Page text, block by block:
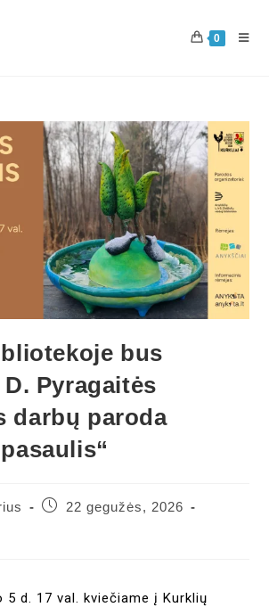
0
bus
Pyragaitės
darbų paroda
22 gegužės, 2026
5 d. 17 val. kviečiame į Kurklių